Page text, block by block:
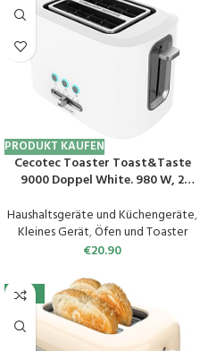
PRODUKT KAUFEN
Cecotec Toaster Toast&Taste
9000 Doppel White. 980 W, 2
voreingestellte Funktionen, 6
Toaststufen, Brötchenaufsatz,
Weiß
Haushaltsgeräte und Küchengeräte,
Kleines Gerät,Öfen und Toaster
€20.90
-41%